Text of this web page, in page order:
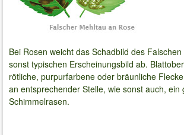
Bei Rosen weicht das Schadbild des
sonst typischen Erscheinungsbild ab.
rötliche, purpurfarbene oder bräunliche
an entsprechender Stelle, wie sonst auch, ein
Schimmelrasen.